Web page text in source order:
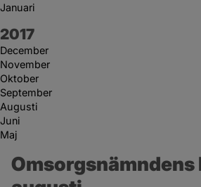
Januari
År:
2017
December
November
Oktober
September
Augusti
Juni
Maj
Omsorgsnämndens